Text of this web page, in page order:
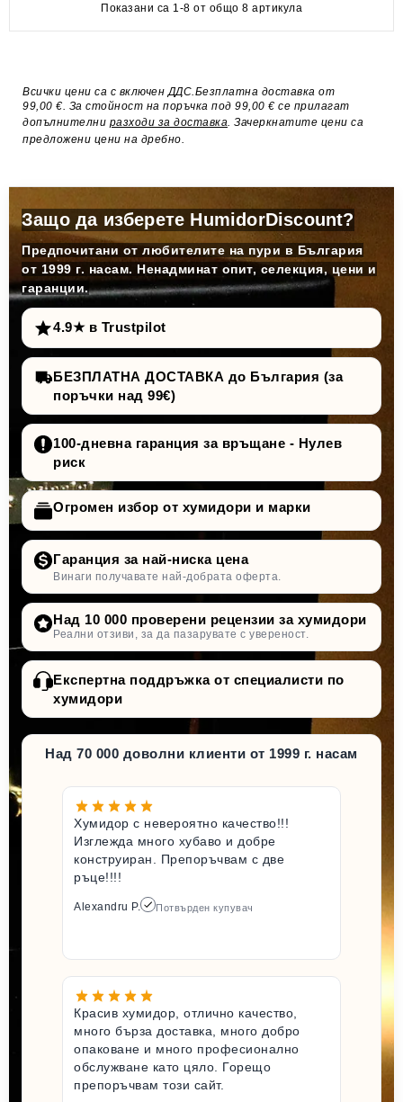
Показани са 1-8 от общо 8 артикула
Всички цени са с включен ДДС.Безплатна доставка от
99,00 €. За стойност на поръчка под 99,00 € се прилагат
допълнителни разходи за доставка . Зачеркнатите цени са
предложени цени на дребно.
Защо да изберете HumidorDiscount?
Предпочитани от любителите на пури в България
от 1999 г. насам. Ненадминат опит, селекция, цени и
гаранции.
4.9★ в Trustpilot
БЕЗПЛАТНА ДОСТАВКА до България (за
поръчки над 99€)
100-дневна гаранция за връщане - Нулев
риск
Огромен избор от хумидори и марки
Гаранция за най-ниска цена
Винаги получавате най-добрата оферта.
Над 10 000 проверени рецензии за хумидори
Реални отзиви, за да пазарувате с увереност.
Експертна поддръжка от специалисти по
хумидори
Над 70 000 доволни клиенти от 1999 г. насам
Хумидор с невероятно качество!!!
Изглежда много хубаво и добре
конструиран. Препоръчвам с две
ръце!!!!
Alexandru P. Потвърден купувач
Красив хумидор, отлично качество,
много бърза доставка, много добро
опаковане и много професионално
обслужване като цяло. Горещо
препоръчвам този сайт.